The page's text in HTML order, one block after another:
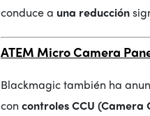
conduce a una reducción
ATEM Micro Camera
Blackmagic también ha
con controles CCU (Camera